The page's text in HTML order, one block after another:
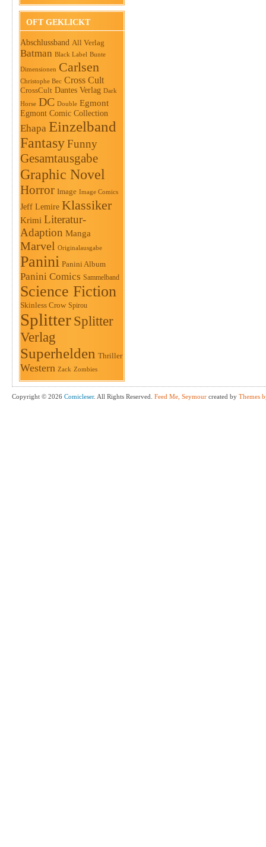
OFT GEKLICKT
Abschlussband All Verlag
Batman Black Label Bunte
Dimensionen Carlsen
Christophe Bec Cross Cult
CrossCult Dantes Verlag Dark
Horse DC Double Egmont
Egmont Comic Collection
Ehapa Einzelband
FantasyFunny
Gesamtausgabe
Graphic Novel
Horror Image Image Comics
Jeff Lemire Klassiker
Krimi Literatur-
Adaption Manga
Marvel Originalausgabe
Panini Panini Album
Panini Comics Sammelband
Science Fiction
Skinless Crow Spirou
Splitter Splitter
Verlag
Superhelden Thriller
Western Zack Zombies
Copyright © 2026 Comicleser. All Rights Reserved. Feed Me, Seymour created by Themes